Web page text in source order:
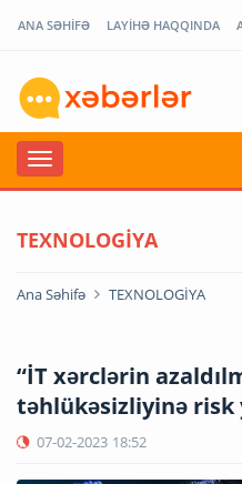
ANA SƏHİFƏ LAYİHƏ HAQQINDA
TEXNOLOGİYA
Ana Səhifə TEXNOLOGİYA
“İT xərclərin
təhlükəsizliyinə risk
07-02-2023 18:52